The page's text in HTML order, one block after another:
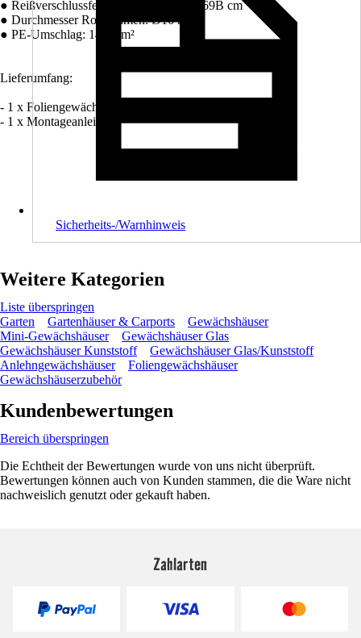
● Reißverschlussfenster Größe: 117L x 69B cm
● Durchmesser Rohrrahmen: Ø16 mm
● PE-Umschlag: 140 g/m²
Lieferumfang:
- 1 x Foliengewächshaus
- 1 x Montageanleitung
Sicherheits-/Warnhinweis
Weitere Kategorien
Liste überspringen
Garten
Gartenhäuser & Carports
Gewächshäuser
Mini-Gewächshäuser
Gewächshäuser Glas
Gewächshäuser Kunststoff
Gewächshäuser Glas/Kunststoff
Anlehngewächshäuser
Foliengewächshäuser
Gewächshäuserzubehör
Kundenbewertungen
Bereich überspringen
Die Echtheit der Bewertungen wurde von uns nicht überprüft.
Bewertungen können auch von Kunden stammen, die die Ware nicht
nachweislich genutzt oder gekauft haben.
Zahlarten